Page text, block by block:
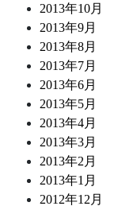
2013年10月
2013年9月
2013年8月
2013年7月
2013年6月
2013年5月
2013年4月
2013年3月
2013年2月
2013年1月
2012年12月